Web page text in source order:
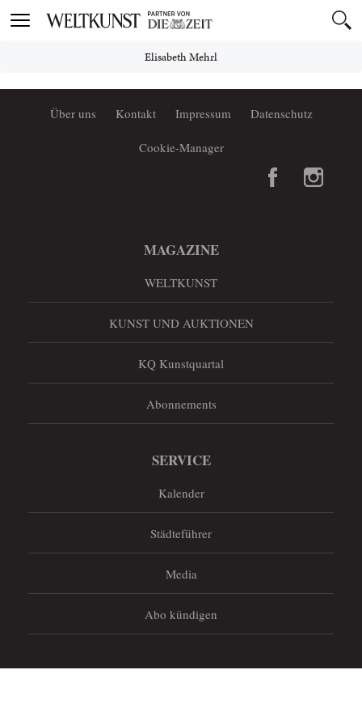
Toggle
Elisabeth Mehrl
Über uns Kontakt Impressum Datenschutz
Cookie-Manager
MAGAZINE
WELTKUNST
KUNST UND AUKTIONEN
KQ Kunstquartal
Abonnements
SERVICE
Kalender
Städteführer
Media
Abo kündigen